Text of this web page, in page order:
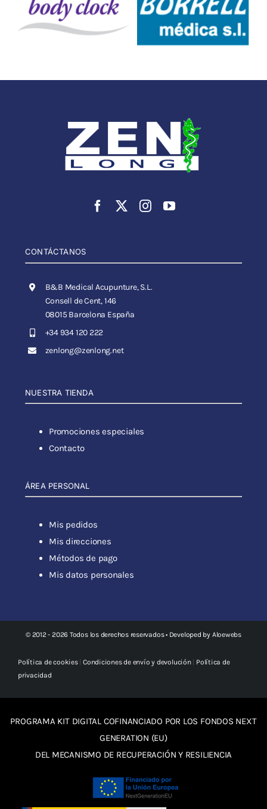
CONTÁCTANOS
B&B Medical Acupunture, S.L.
Consell de Cent, 146
08015 Barcelona España
+34 934 120 222
zenlong@zenlong.net
NUESTRA TIENDA
Promociones especiales
Contacto
ÁREA PERSONAL
Mis pedidos
Mis direcciones
Métodos de pago
Mis datos personales
© 2012 - 2026 Todos los derechos reservados • Developed by Aloewebs
Política de cookies|Condiciones de envío y devolución| Política de
privacidad
PROGRAMA KIT DIGITAL COFINANCIADO POR LOS FONDOS NEXT
GENERATION (EU)
DEL MECANISMO DE RECUPERACIÓN Y RESILIENCIA